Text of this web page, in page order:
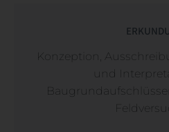
Konzeption,
und